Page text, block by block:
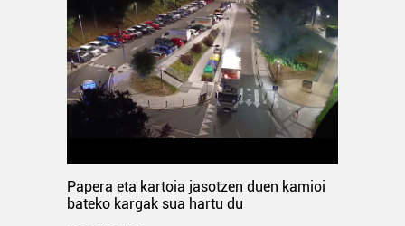
Papera eta kartoia jasotzen duen kamioi
bateko kargak sua hartu du